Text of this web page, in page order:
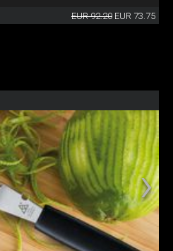
EUR 92.20 EUR 73.75